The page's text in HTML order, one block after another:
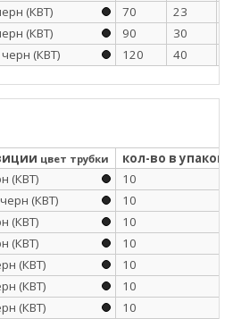
(КВТ) 70 23
(КВТ) 90 30
(КВТ) 120 40
цвет трубки кол-во в
(КВТ) 10
(КВТ) 10
(КВТ) 10
(КВТ) 10
(КВТ) 10
(КВТ) 10
(КВТ) 10